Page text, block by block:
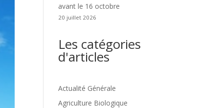
avant le 16 octobre
20 juillet 2026
Les catégories
d'articles
Actualité Générale
Agriculture Biologique